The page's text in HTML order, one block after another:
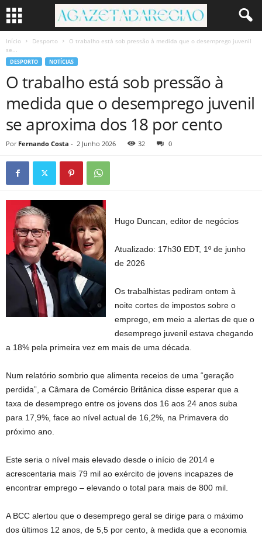
Início Desporto
O trabalho está sob pressão à medida que o desemprego juvenil
se...
DESPORTO NOTÍCIAS
O trabalho está sob pressão à
medida que o desemprego juvenil
se aproxima dos 18 por cento
Por Fernando Costa - 2 Junho 2026 32 0
Hugo Duncan, editor de negócios
Atualizado: 17h30 EDT, 1º de junho
de 2026
Os trabalhistas pediram ontem à
noite cortes de impostos sobre o
emprego, em meio a alertas de que o
desemprego juvenil estava chegando
a 18% pela primeira vez em mais de uma década.
Num relatório sombrio que alimenta receios de uma “geração
perdida”, a Câmara de Comércio Britânica disse esperar que a
taxa de desemprego entre os jovens dos 16 aos 24 anos suba
para 17,9%, face ao nível actual de 16,2%, na Primavera do
próximo ano.
Este seria o nível mais elevado desde o início de 2014 e
acrescentaria mais 79 mil ao exército de jovens incapazes de
encontrar emprego – elevando o total para mais de 800 mil.
A BCC alertou que o desemprego geral se dirige para o máximo
dos últimos 12 anos, de 5,5 por cento, à medida que a economia